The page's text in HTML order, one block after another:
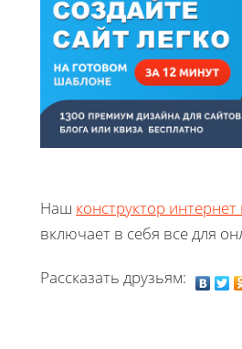
Наш конструктор интернет
включает в себя все для
Рассказать друзьям: